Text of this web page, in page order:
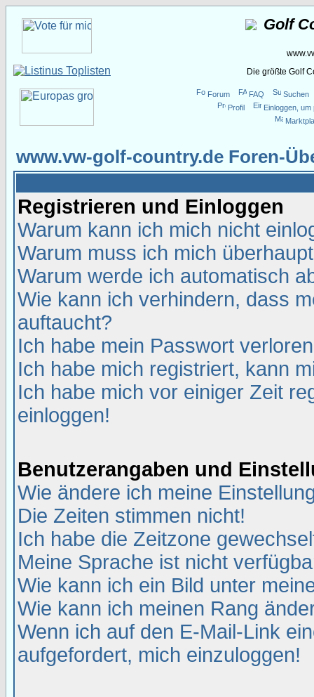
Golf
Die größte Golf
Forum FAQ
Suchen
Profil
Einloggen,
www.vw-golf-country.de Foren-
Registrieren und Einloggen
Warum kann ich mich nicht
Warum muss ich mich
Warum werde ich automatisch
Wie kann ich verhindern, dass
auftaucht?
Ich habe mein Passwort
Ich habe mich registriert, kann
Ich habe mich vor einiger Zeit
einloggen!
Benutzerangaben und
Wie ändere ich meine
Die Zeiten stimmen nicht!
Ich habe die Zeitzone
Meine Sprache ist nicht
Wie kann ich ein Bild unter
Wie kann ich meinen Rang
Wenn ich auf den E-Mail-Link
aufgefordert, mich einzuloggen!